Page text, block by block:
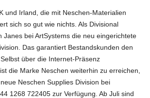
und Irland, die mit Neschen-Materialien
sich so gut wie nichts. Als Divisional
Janes bei ArtSystems die neu eingerichtete
Das garantiert Bestandskunden den
über die Internet-Präsenz
die Marke Neschen weiterhin zu erreichen,
Neschen Supplies Division bei
1268 722405 zur Verfügung. Ab Juli sind